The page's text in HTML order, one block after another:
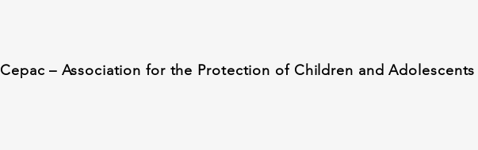
Cepac – Association for the Protection of Children and Adolescents